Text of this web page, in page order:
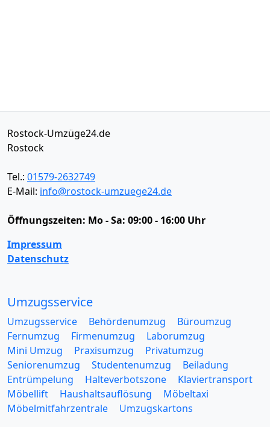
Rostock-Umzüge24.de
Rostock
Tel.: 01579-2632749
E-Mail: info@rostock-umzuege24.de
Öffnungszeiten: Mo - Sa: 09:00 - 16:00 Uhr
Impressum
Datenschutz
Umzugsservice
Umzugsservice Behördenumzug
Büroumzug
Fernumzug
Firmenumzug
Laborumzug
Mini Umzug
Praxisumzug
Privatumzug
Seniorenumzug
Studentenumzug
Beiladung
Entrümpelung
Halteverbotszone
Klaviertransport
Möbellift
Haushaltsauflösung
Möbeltaxi
Möbelmitfahrzentrale
Umzugskartons